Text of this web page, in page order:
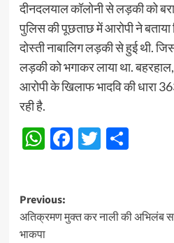
दीनदलयाल कॉलोनी से लड़की को
पुलिस की पूछताछ में आरोपी ने
दोस्ती नाबालिग लड़की से हुई थी.
लड़की को भगाकर लाया था.
आरोपी के खिलाफ भादवि की धारा
रही है.
WhatsApp
Facebook
Twitter
Share
Post
navigation
Previous:
अतिक्रमण मुक्त कर नाली की अभिलंब
भाकपा